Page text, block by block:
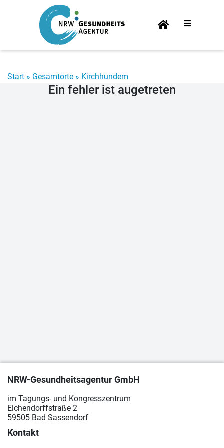
Start­
sei­te
Start » Gesamtorte » Kirchhundem
Ein fehler ist augetreten
NRW-Gesundheitsagentur GmbH
im Tagungs- und Kongresszentrum
Eichendorffstraße 2
59505 Bad Sassendorf
Kontakt